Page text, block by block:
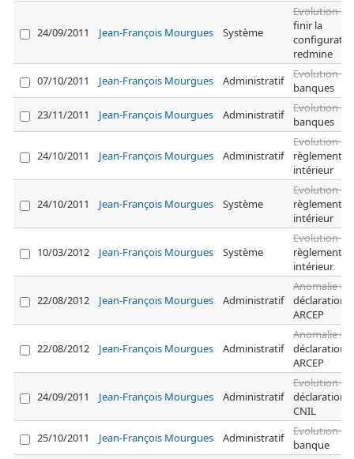
24/09/2011 Jean-François Mourgues Système
Evolution #2
finir la
redmine
07/10/2011
Jean-François Mourgues Administratif Evolution #7
banques
23/11/2011
Jean-François Mourgues Administratif Evolution #7
banques
24/10/2011 Jean-François Mourgues Administratif
Evolution #9
règlement
intérieur
24/10/2011 Jean-François Mourgues Système
Evolution #9
règlement
intérieur
10/03/2012 Jean-François Mourgues Système
Evolution #9
règlement
intérieur
22/08/2012 Jean-François Mourgues Administratif
Anomalie
déclaration
ARCEP
22/08/2012 Jean-François Mourgues Administratif
Anomalie
déclaration
ARCEP
24/09/2011 Jean-François Mourgues Administratif
Evolution
déclaration
CNIL
25/10/2011
Jean-François Mourgues Administratif
Evolution
banque